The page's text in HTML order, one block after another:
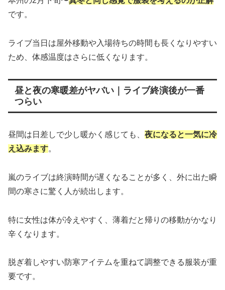
です。
ライブ当日は屋外移動や入場待ちの時間も長くなりやすい
ため、体感温度はさらに低くなります。
昼と夜の寒暖差がヤバい｜ライブ終演後が一番
つらい
昼間は日差しで少し暖かく感じても、 夜になると一気に冷
え込みます。
嵐のライブは終演時間が遅くなることが多く、外に出た瞬
間の寒さに驚く人が続出します。
特に女性は体が冷えやすく、薄着だと帰りの移動がかなり
辛くなります。
脱ぎ着しやすい防寒アイテムを重ねて調整できる服装が重
要です。